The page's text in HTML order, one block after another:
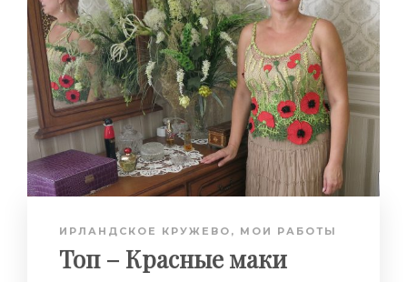
ИРЛАНДСКОЕ КРУЖЕВО , МОИ РАБОТЫ
Топ – Красные маки